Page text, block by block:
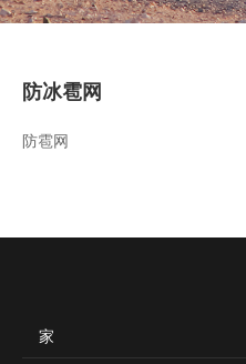
防冰雹网
防雹网
家